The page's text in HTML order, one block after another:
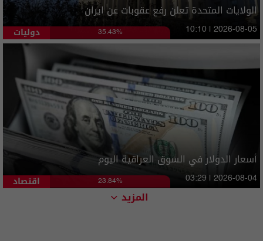
الولايات المتحدة تعلن رفع عقوبات عن ايران
دوليات 35.43% 10:10 | 2026-08-05
أسعار الدولار في السوق العراقية اليوم
اقتصاد 23.84% 03:29 | 2026-08-04
المزيد